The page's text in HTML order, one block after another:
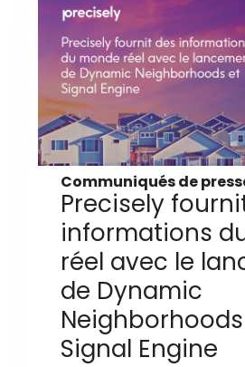
Communiqués de
Precisely
informations
réel avec le
de Dynamic
Signal Engine